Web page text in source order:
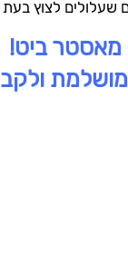
שעלולים לצוץ
מאסטר ביט!